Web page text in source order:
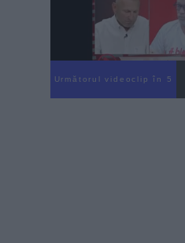
Următorul videoclip în 4